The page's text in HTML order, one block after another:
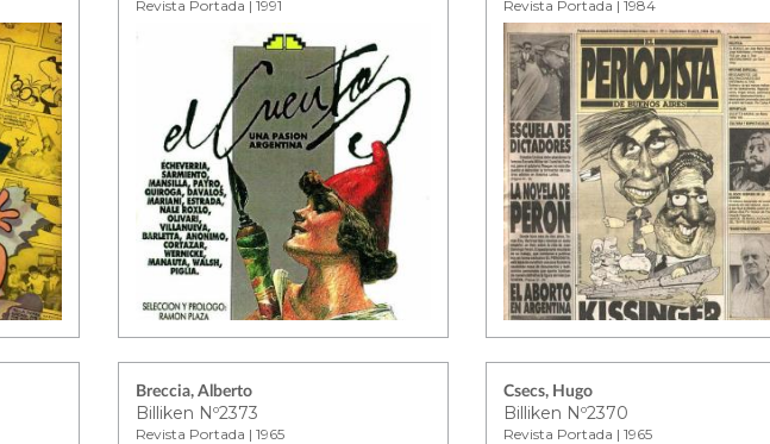
Revista Portada | 1991 Revista Portada | 1984
Breccia, Alberto
Billiken Nº2373
Revista Portada | 1965
Csecs, Hugo
Billiken Nº2370
Revista Portada | 1965